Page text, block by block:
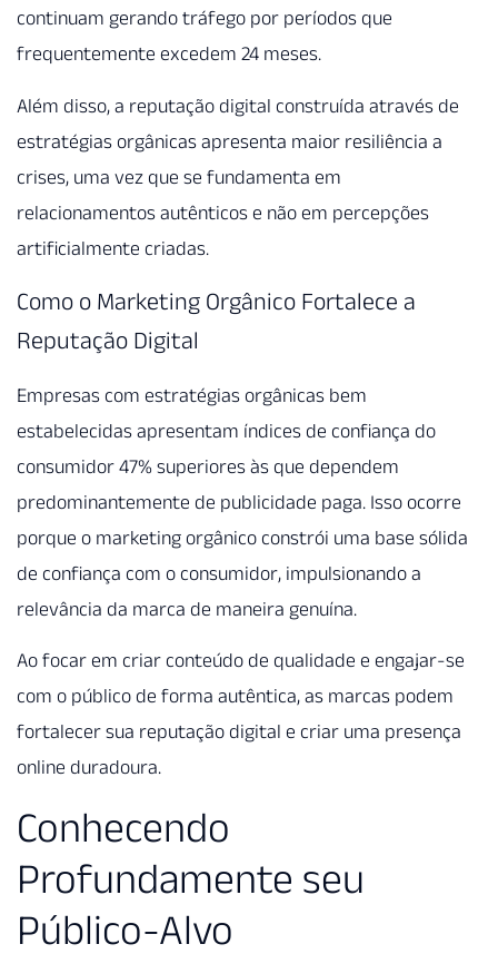
continuam gerando tráfego por períodos que
frequentemente excedem 24 meses.
Além disso, a reputação digital construída através de
estratégias orgânicas apresenta maior resiliência a
crises, uma vez que se fundamenta em
relacionamentos autênticos e não em percepções
artificialmente criadas.
Como o Marketing Orgânico Fortalece a
Reputação Digital
Empresas com estratégias orgânicas bem
estabelecidas apresentam índices de confiança do
consumidor 47% superiores às que dependem
predominantemente de publicidade paga. Isso ocorre
porque o marketing orgânico constrói uma base sólida
de confiança com o consumidor, impulsionando a
relevância da marca de maneira genuína.
Ao focar em criar conteúdo de qualidade e engajar-se
com o público de forma autêntica, as marcas podem
fortalecer sua reputação digital e criar uma presença
online duradoura.
Conhecendo
Profundamente seu
Público-Alvo